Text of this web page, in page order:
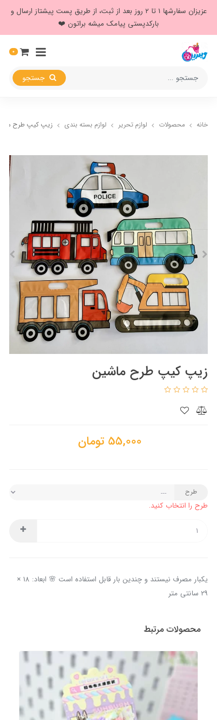
عزیزان سفارشها ۱ تا ۲ روز بعد از ثبت، از طریق پست پیشتاز ارسال و
بارکدپستی پیامک میشه براتون ❤️
0
خانه محصولات لوازم تحریر لوازم بسته بندی زیپ کیپ طرح
زیپ کیپ طرح ماشین
55,000 تومان
طرح
طرح را انتخاب کنید.
یکبار مصرف نیستند و چندین بار قابل استفاده است 🌸 ابعاد: ۱۸ ×
۲۹ سانتی متر
محصولات مرتبط